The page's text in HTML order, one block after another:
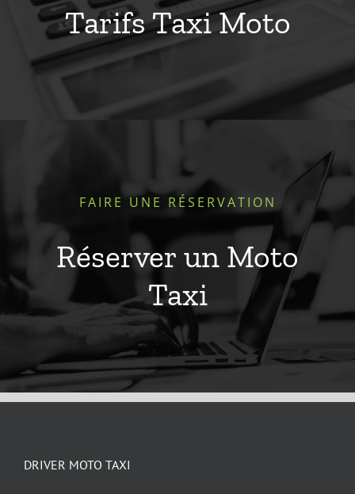
Tarifs Taxi Moto
FAIRE UNE RÉSERVATION
Réserver un Moto
Taxi
DRIVER MOTO TAXI